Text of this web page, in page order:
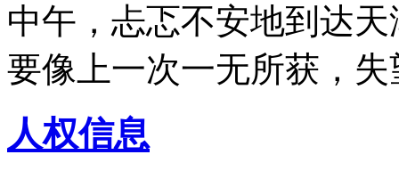
中午，忐忑不安地到达
要像上一次一无所获，
人权信息